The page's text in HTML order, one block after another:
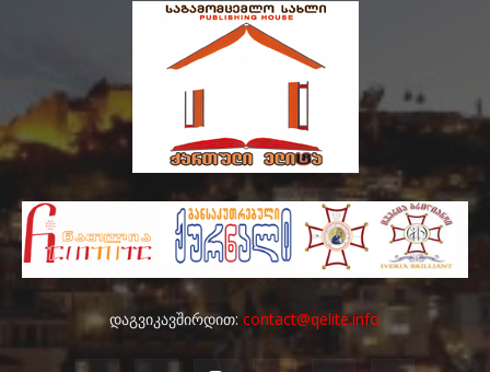
დაგვიკავშირდით:contact@qelite.info